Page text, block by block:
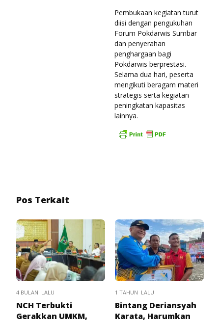
Pembukaan kegiatan turut
diisi dengan pengukuhan
Forum Pokdarwis Sumbar
dan penyerahan
penghargaan bagi
Pokdarwis berprestasi.
Selama dua hari, peserta
mengikuti beragam materi
strategis serta kegiatan
peningkatan kapasitas
lainnya.
Pos Terkait
4 BULAN LALU
NCH Terbukti
Gerakkan UMKM,
1 TAHUN LALU
Bintang Deriansyah
Karata, Harumkan